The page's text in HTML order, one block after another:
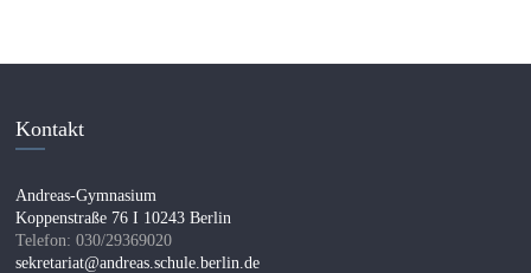
Kontakt
Andreas-Gymnasium
Koppenstraße 76 I 10243 Berlin
Telefon: 030/29369020
sekretariat@andreas.schule.berlin.de